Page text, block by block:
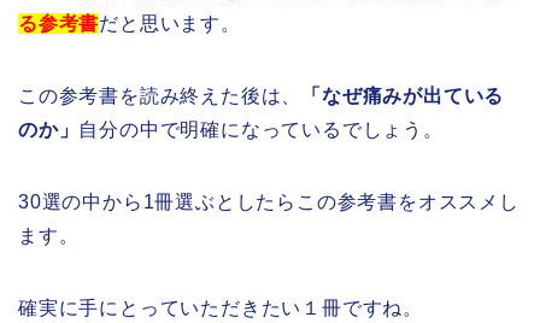
る参考書だと思います。
この参考書を読み終えた後は、
「なぜ痛みが出ている
のか」 自分の中で明確になっているでしょう。
30選の中から1冊選ぶとしたらこの参考書をオススメし
ます。
確実に手にとっていただきたい１冊ですね。